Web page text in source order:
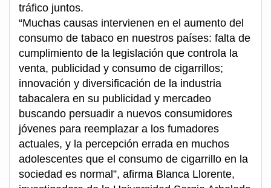
tráfico juntos.
“Muchas causas intervienen en el aumento del
consumo de tabaco en nuestros países: falta de
cumplimiento de la legislación que controla la
venta, publicidad y consumo de cigarrillos;
innovación y diversificación de la industria
tabacalera en su publicidad y mercadeo
buscando persuadir a nuevos consumidores
jóvenes para reemplazar a los fumadores
actuales, y la percepción errada en muchos
adolescentes que el consumo de cigarrillo en la
sociedad es normal”, afirma Blanca Llorente,